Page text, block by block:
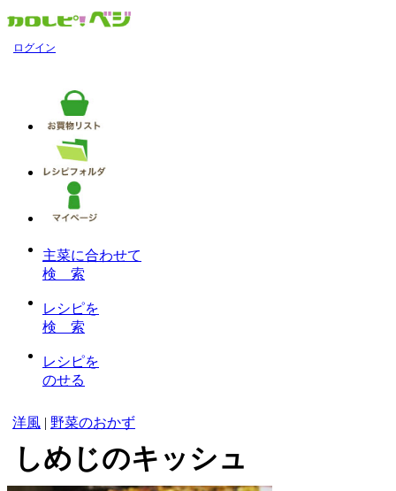
ログイン
主菜に合わせて
検 索
レシピを
検 索
レシピを
のせる
洋風 | 野菜のおかず
しめじのキッシュ